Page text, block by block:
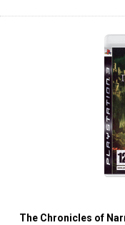
The Chronicles of